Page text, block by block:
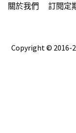
關於我們 訂閱定
Copyright © 2016-